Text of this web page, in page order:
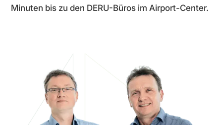
Minuten bis zu den DERU-Büros im Airport-Center.